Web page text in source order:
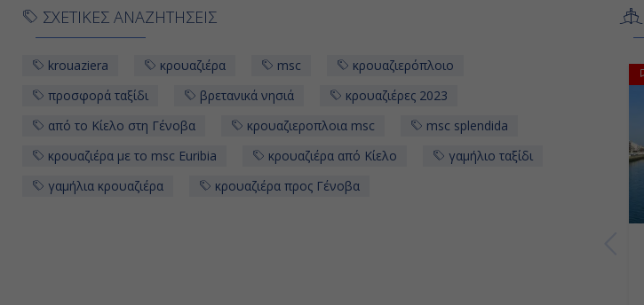
ΣΧΕΤΙΚΕΣ ΑΝΑΖΗΤΗΣΕΙΣ
krouaziera κρουαζιέρα msc
κρουαζιερόπλοιο
προσφορά ταξίδι
βρετανικά νησιά
κρουαζιέρες 2023
από το Κίελο στη Γένοβα
κρουαζιεροπλοια msc
msc splendida
κρουαζιέρα με το msc Euribia
κρουαζιέρα από Κίελο
γαμήλιο ταξίδι
γαμήλια κρουαζιέρα
κρουαζιέρα προς Γένοβα